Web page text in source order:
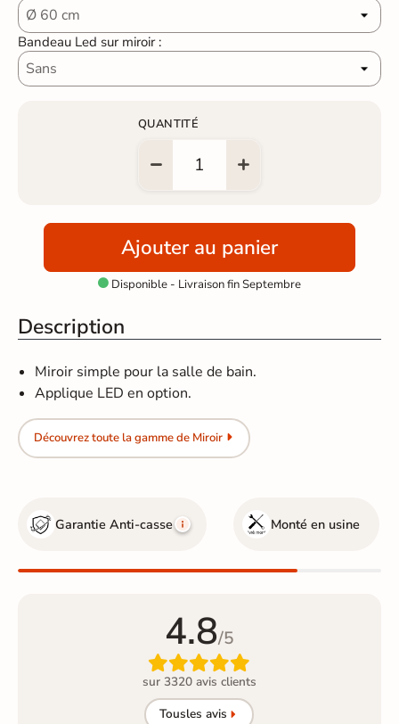
Bandeau Led sur miroir :
QUANTITÉ
Ajouter au panier
 Disponible - Livraison fin Septembre
Description
Miroir simple pour la salle de bain.
Applique LED en option.
Découvrez toute la gamme de Miroir
Garantie Anti-casse Monté en usine
4.8/5

sur 3320 avis clients
Tousles avis